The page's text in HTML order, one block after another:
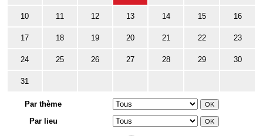
10 11 12 13 14 15 16
17 18 19 20 21 22 23
24 25 26 27 28 29 30
31
Par thème
Par lieu